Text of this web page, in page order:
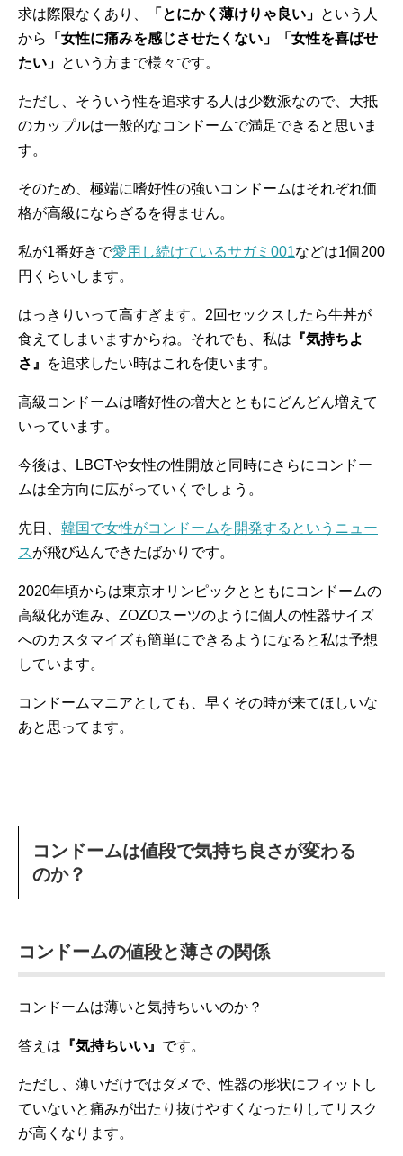
求は際限なくあり、
「とにかく薄けりゃ良い」 という人
から
「女性に痛みを感じさせたくない」「女性を喜ばせ
たい」 という方まで様々です。
ただし、そういう性を追求する人は少数派なので、大抵
のカップルは一般的なコンドームで満足できると思いま
す。
そのため、極端に嗜好性の強いコンドームはそれぞれ価
格が高級にならざるを得ません。
私が1番好きで愛用し続けているサガミ001などは1個200
円くらいします。
はっきりいって高すぎます。2回セックスしたら牛丼が
食えてしまいますからね。それでも、私は 『気持ちよ
さ』
を追求したい時はこれを使います。
高級コンドームは嗜好性の増大とともにどんどん増えて
いっています。
今後は、LBGTや女性の性開放と同時にさらにコンドー
ムは全方向に広がっていくでしょう。
先日、 韓国で女性がコンドームを開発するというニュー
スが飛び込んできたばかりです。
2020年頃からは東京オリンピックとともにコンドームの
高級化が進み、ZOZOスーツのように個人の性器サイズ
へのカスタマイズも簡単にできるようになると私は予想
しています。
コンドームマニアとしても、早くその時が来てほしいな
あと思ってます。
コンドームは値段で気持ち良さが変わる
のか？
コンドームの値段と薄さの関係
コンドームは薄いと気持ちいいのか？
答えは 『気持ちいい』 です。
ただし、薄いだけではダメで、性器の形状にフィットし
ていないと痛みが出たり抜けやすくなったりしてリスク
が高くなります。